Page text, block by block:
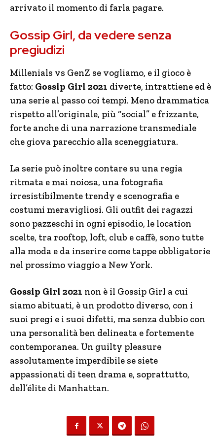
arrivato il momento di farla pagare.
Gossip Girl, da vedere senza
pregiudizi
Millenials vs GenZ se vogliamo, e il gioco è
fatto: Gossip Girl 2021 diverte, intrattiene ed è
una serie al passo coi tempi. Meno drammatica
rispetto all’originale, più “social” e frizzante,
forte anche di una narrazione transmediale
che giova parecchio alla sceneggiatura.
La serie può inoltre contare su una regia
ritmata e mai noiosa, una fotografia
irresistibilmente trendy e scenografia e
costumi meravigliosi. Gli outfit dei ragazzi
sono pazzeschi in ogni episodio, le location
scelte, tra rooftop, loft, club e caffè, sono tutte
alla moda e da inserire come tappe obbligatorie
nel prossimo viaggio a New York.
Gossip Girl 2021 non è il Gossip Girl a cui
siamo abituati, è un prodotto diverso, con i
suoi pregi e i suoi difetti, ma senza dubbio con
una personalità ben delineata e fortemente
contemporanea. Un guilty pleasure
assolutamente imperdibile se siete
appassionati di teen drama e, soprattutto,
dell’élite di Manhattan.